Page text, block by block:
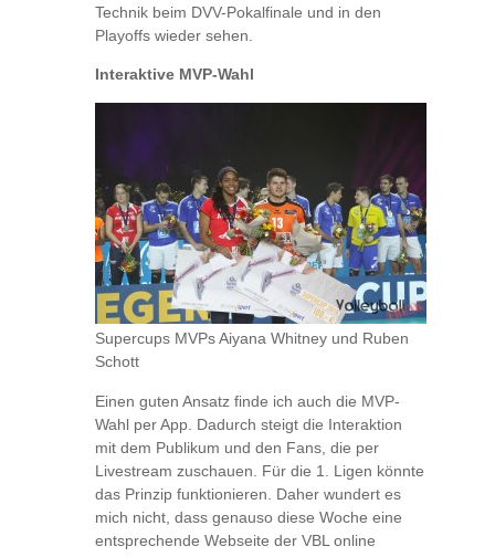
Technik beim DVV-Pokalfinale und in den
Playoffs wieder sehen.
Interaktive MVP-Wahl
Supercups MVPs Aiyana Whitney und Ruben
Schott
Einen guten Ansatz finde ich auch die MVP-
Wahl per App. Dadurch steigt die Interaktion
mit dem Publikum und den Fans, die per
Livestream zuschauen. Für die 1. Ligen könnte
das Prinzip funktionieren. Daher wundert es
mich nicht, dass genauso diese Woche eine
entsprechende Webseite der VBL online